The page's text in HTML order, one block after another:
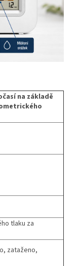
na základě
tlaku za
zataženo,